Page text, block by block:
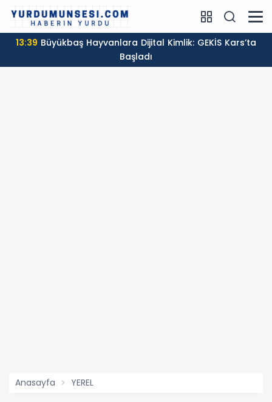
13:39
Başladı
Anasayfa YEREL